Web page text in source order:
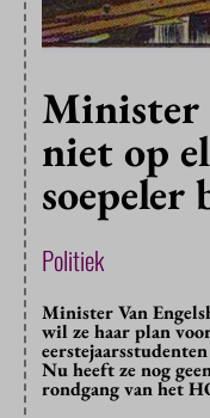
Minister
niet op
soepeler
Politiek
Minister Van
wil ze haar plan
Nu heeft ze nog
rondgang van het